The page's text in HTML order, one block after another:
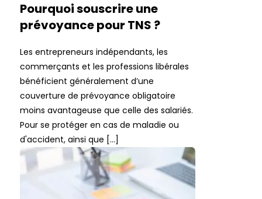
Pourquoi souscrire une
prévoyance pour TNS ?
Les entrepreneurs indépendants, les
commerçants et les professions libérales
bénéficient généralement d’une
couverture de prévoyance obligatoire
moins avantageuse que celle des salariés.
Pour se protéger en cas de maladie ou
d'accident, ainsi que […]